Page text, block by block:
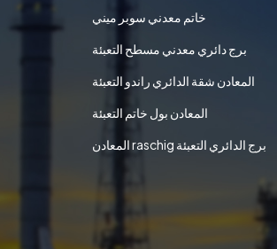
خاتم معدني سوبر ميني
برج دائري معدني مسطح التعبئة
المعادن شقة الدائري راندو التعبئة
المعادن بول خاتم التعبئة
المعادن raschig برج الدائري التعبئة